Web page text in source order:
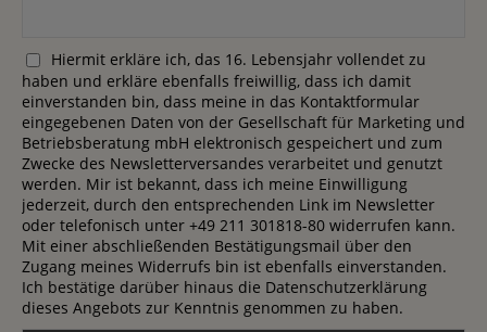
Hiermit erkläre ich, das 16. Lebensjahr vollendet zu
haben und erkläre ebenfalls freiwillig, dass ich damit
einverstanden bin, dass meine in das Kontaktformular
eingegebenen Daten von der Gesellschaft für Marketing und
Betriebsberatung mbH elektronisch gespeichert und zum
Zwecke des Newsletterversandes verarbeitet und genutzt
werden. Mir ist bekannt, dass ich meine Einwilligung
jederzeit, durch den entsprechenden Link im Newsletter
oder telefonisch unter +49 211 301818-80 widerrufen kann.
Mit einer abschließenden Bestätigungsmail über den
Zugang meines Widerrufs bin ist ebenfalls einverstanden.
Ich bestätige darüber hinaus die Datenschutzerklärung
dieses Angebots zur Kenntnis genommen zu haben.